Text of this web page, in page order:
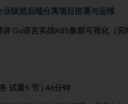
业级前后端分离项目部署与运维
Go语言实战K8S集群可视化（完
试看5 节 | 46分钟